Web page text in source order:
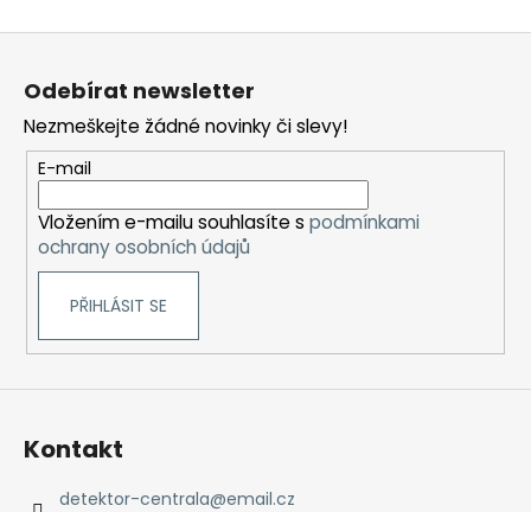
Odebírat newsletter
Nezmeškejte žádné novinky či slevy!
E-mail
Vložením e-mailu souhlasíte s podmínkami
ochrany osobních údajů
PŘIHLÁSIT SE
Kontakt
detektor-centrala@email.cz